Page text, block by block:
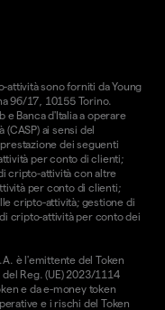
attività sono forniti da Young
96/17, 10155 Torino.
e Banca d'Italia a operare
ai sensi del
dei seguenti
per conto di clienti;
cripto-attività con altre
per conto di clienti;
cripto-attività; gestione di
cripto-attività per conto dei
è l'emittente del Token
Reg. (UE) 2023/1114
e da e-money token
e i rischi del Token